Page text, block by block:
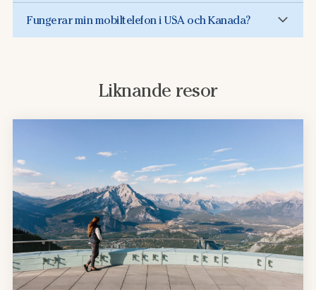
Fungerar min mobiltelefon i USA och Kanada?
Liknande resor